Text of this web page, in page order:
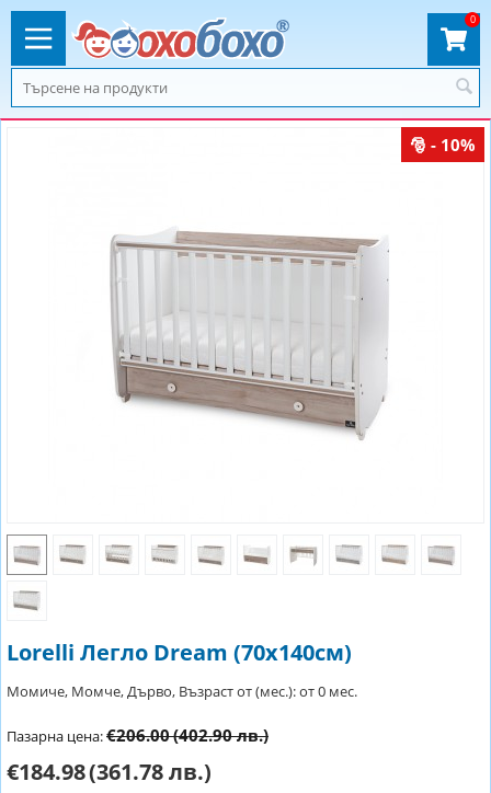
0
- 10%
Lorelli Легло Dream (70х140см)
Момиче, Момче, Дърво, Възраст от (мес.): от 0 мес.
Пазарна цена:€206.00(402.90 лв.)
€184.98(361.78 лв.)